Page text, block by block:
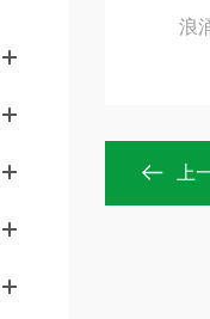
浪涌
上